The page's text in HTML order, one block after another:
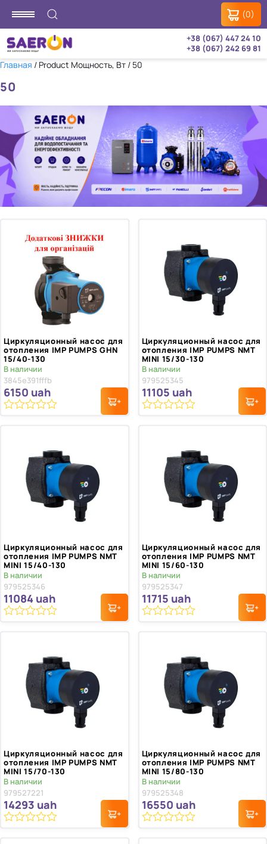
(0)
+38 (067) 447 24 10
+38 (067) 242 69 81
Главная / Product Мощность, Вт / 50
50
Циркуляционный насос для
отопления IMP PUMPS GHN
15/40-130
В наличии
3845e391fffb
6150 uah
Циркуляционный насос для
отопления IMP PUMPS NMT
MINI 15/30-130
В наличии
979525345
11105 uah
Циркуляционный насос для
отопления IMP PUMPS NMT
MINI 15/40-130
В наличии
979525346
11084 uah
Циркуляционный насос для
отопления IMP PUMPS NMT
MINI 15/60-130
В наличии
979525347
11715 uah
Циркуляционный насос для
отопления IMP PUMPS NMT
MINI 15/70-130
В наличии
979527221
14293 uah
Циркуляционный насос для
отопления IMP PUMPS NMT
MINI 15/80-130
В наличии
979525348
16550 uah